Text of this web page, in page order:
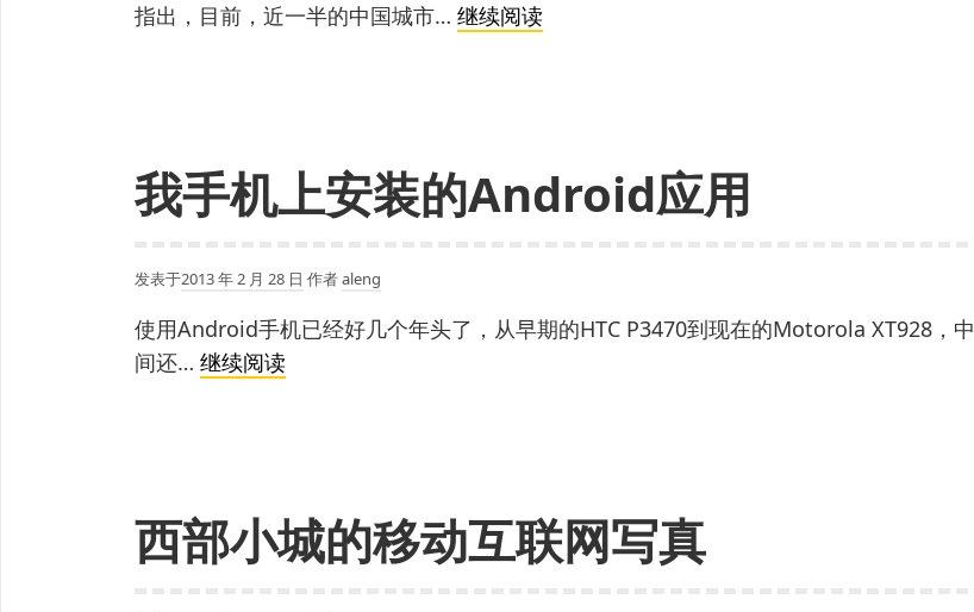
指出，目前，近一半的中国城市… 继续阅读
国
智
机
使
查
报
我手机上安装的Android应用
发表于2013 年 2 月 28 日 作者aleng
使用Android手机已经好几个年头了，从早期的HTC P3470到现在的Motorola XT928，中
间还… 继续阅读
装
的
西部小城的移动互联网写真